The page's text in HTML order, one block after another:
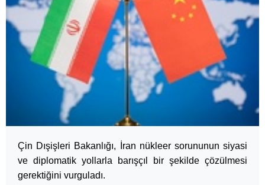
Çin Dışişleri Bakanlığı, İran nükleer sorununun siyasi
ve diplomatik yollarla barışçıl bir şekilde çözülmesi
gerektiğini vurguladı.